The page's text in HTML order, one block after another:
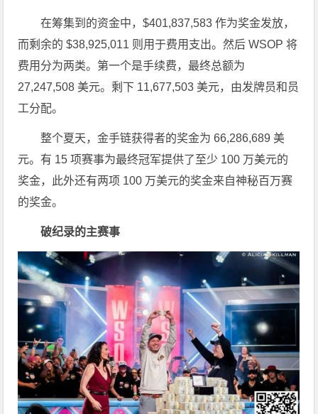
在筹集到的资金中，$401,837,583 作为奖金发放，
而剩余的 $38,925,011 则用于费用支出。然后 WSOP 将
费用分为两类。第一个是手续费，最终总额为
27,247,508 美元。剩下 11,677,503 美元，由发牌员和员
工分配。
整个夏天，金手链获得者的奖金为 66,286,689 美
元。有 15 项赛事为最终冠军提供了至少 100 万美元的
奖金，此外还有两项 100 万美元的奖金来自神秘百万赛
的奖金。
破纪录的主赛事